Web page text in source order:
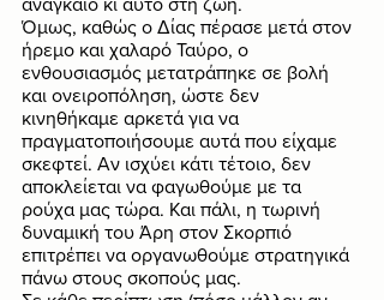
αναγκαίο κι αυτό στη ζωή.
Όμως, καθώς ο Δίας πέρασε μετά στον
ήρεμο και χαλαρό Ταύρο, ο
ενθουσιασμός μετατράπηκε σε βολή
και ονειροπόληση, ώστε δεν
κινηθήκαμε αρκετά για να
πραγματοποιήσουμε αυτά που είχαμε
σκεφτεί. Αν ισχύει κάτι τέτοιο, δεν
αποκλείεται να φαγωθούμε με τα
ρούχα μας τώρα. Και πάλι, η τωρινή
δυναμική του Άρη στον Σκορπιό
επιτρέπει να οργανωθούμε στρατηγικά
πάνω στους σκοπούς μας.